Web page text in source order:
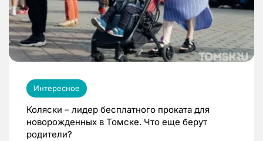
Интересное
Коляски – лидер бесплатного проката для
новорожденных в Томске. Что еще берут
родители?